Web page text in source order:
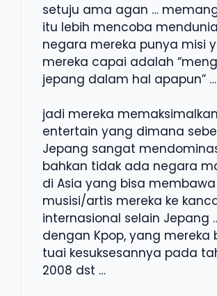
setuju ama agan …
itu lebih mencoba
negara mereka punya misi
mereka capai adalah
jepang dalam hal apapun” …
jadi mereka
entertain yang dimana
Jepang sangat
bahkan tidak ada negara
di Asia yang bisa membawa
musisi/artis mereka ke
internasional selain Jepang
dengan Kpop, yang mereka
tuai kesuksesannya pada
2008 dst …